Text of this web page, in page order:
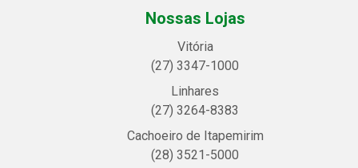
Nossas Lojas
Vitória
(27) 3347-1000
Linhares
(27) 3264-8383
Cachoeiro de Itapemirim
(28) 3521-5000